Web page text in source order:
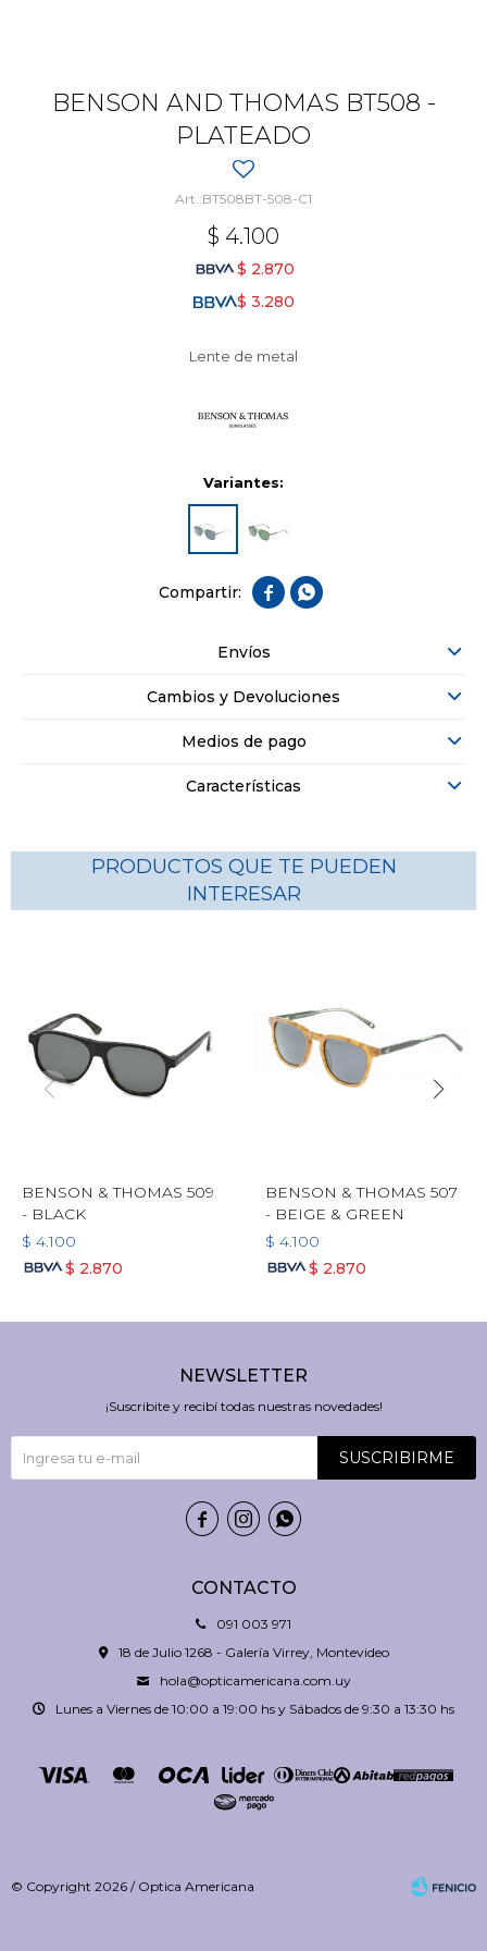
BENSON AND THOMAS BT508 -
PLATEADO
BT508BT-508-C1
$ 4.100
$ 2.870
$ 3.280
Lente de metal
Variantes:
 
Envíos
Cambios y Devoluciones
Medios de pago
Características
PRODUCTOS QUE TE PUEDEN
INTERESAR
BENSON & THOMAS 509
- BLACK
$ 4.100
$ 2.870
BENSON & THOMAS 507
- BEIGE & GREEN
$ 4.100
$ 2.870
CONTACTO
091 003 971
18 de Julio 1268 - Galería Virrey, Montevideo
hola@opticamericana.com.uy
Lunes a Viernes de 10:00 a 19:00 hs y Sábados de 9:30 a 13:30 hs
NEWSLETTER
¡Suscribite y recibí todas nuestras novedades!
SUSCRIBIRME
  
© Copyright 2026 / Optica Americana